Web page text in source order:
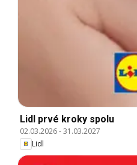
Lidl prvé kroky spolu
02.03.2026-31.03.2027
Lidl